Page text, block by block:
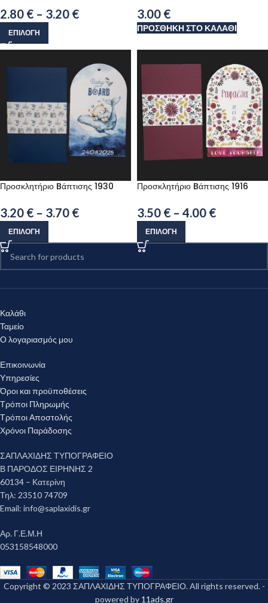
2.80 € – 3.20 €
ΕΠΙΛΟΓΉ
3.00 €
ΠΡΟΣΘΉΚΗ ΣΤΟ ΚΑΛΆΘΙ
Προσκλητήριο Bάπτισης 1930
3.20 € – 3.70 €
ΕΠΙΛΟΓΉ
Προσκλητήριο Bάπτισης 1916
3.50 € – 4.00 €
ΕΠΙΛΟΓΉ
Καλάθι
Ταμείο
Ο λογαριασμός μου
Επικοινωνία
Υπηρεσίες
Όροι και προϋποθέσεις
Τρόποι Πληρωμής
Τρόποι Αποστολής
Χρόνοι Παράδοσης
ΣΑΠΛΑΧΙΔΗΣ ΤΥΠΟΓΡΑΦΕΙΟ
Β ΠΑΡΟΔΟΣ ΕΙΡΗΝΗΣ 2
60134 – Κατερίνη
Τηλ: 23510 74709
Email: info@saplaxidis.gr
Αρ. Γ.Ε.Μ.Η
053158548000
Copyright © 2023 ΣΑΠΛΑΧΙΔΗΣ ΤΥΠΟΓΡΑΦΕΙΟ. All rights reserved. -
powered by 11ads.gr